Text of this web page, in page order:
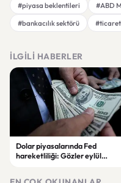
#piyasa beklentileri
#ABD
#bankacılık sektörü
#ticaret
İLGILI HABERLER
Dolar piyasalarında Fed
hareketliliği: Gözler eylül